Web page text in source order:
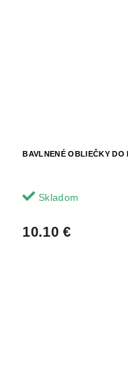
BAVLNENÉ OBLIEČKY DO
Skladom
10.10 €